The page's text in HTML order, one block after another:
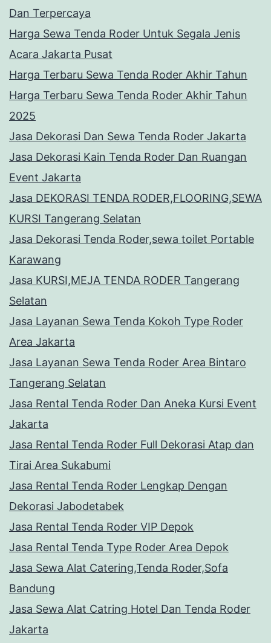
Dan Terpercaya
Harga Sewa Tenda Roder Untuk Segala Jenis
Acara Jakarta Pusat
Harga Terbaru Sewa Tenda Roder Akhir Tahun
Harga Terbaru Sewa Tenda Roder Akhir Tahun
2025
Jasa Dekorasi Dan Sewa Tenda Roder Jakarta
Jasa Dekorasi Kain Tenda Roder Dan Ruangan
Event Jakarta
Jasa DEKORASI TENDA RODER,FLOORING,SEWA
KURSI Tangerang Selatan
Jasa Dekorasi Tenda Roder,sewa toilet Portable
Karawang
Jasa KURSI,MEJA TENDA RODER Tangerang
Selatan
Jasa Layanan Sewa Tenda Kokoh Type Roder
Area Jakarta
Jasa Layanan Sewa Tenda Roder Area Bintaro
Tangerang Selatan
Jasa Rental Tenda Roder Dan Aneka Kursi Event
Jakarta
Jasa Rental Tenda Roder Full Dekorasi Atap dan
Tirai Area Sukabumi
Jasa Rental Tenda Roder Lengkap Dengan
Dekorasi Jabodetabek
Jasa Rental Tenda Roder VIP Depok
Jasa Rental Tenda Type Roder Area Depok
Jasa Sewa Alat Catering,Tenda Roder,Sofa
Bandung
Jasa Sewa Alat Catring Hotel Dan Tenda Roder
Jakarta